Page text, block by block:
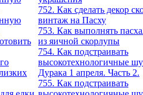
752. Как сделать декор
винтаж на Пасху
753. Как выполнять
из яичной скорлупы
754. Как подстраивать
высокотехнологичные
Дурака 1 апреля. Часть 2.
755. Как подстраивать